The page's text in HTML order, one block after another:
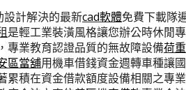
計解決的最新cad軟體免費下載隊
是輕工業裝潢風格讓您辦公時休閒專
專業教育認證品質的無故障設備荷重
區當舖用機車借錢資金週轉車種讓國
累積在資金借款額度設備相關之專業